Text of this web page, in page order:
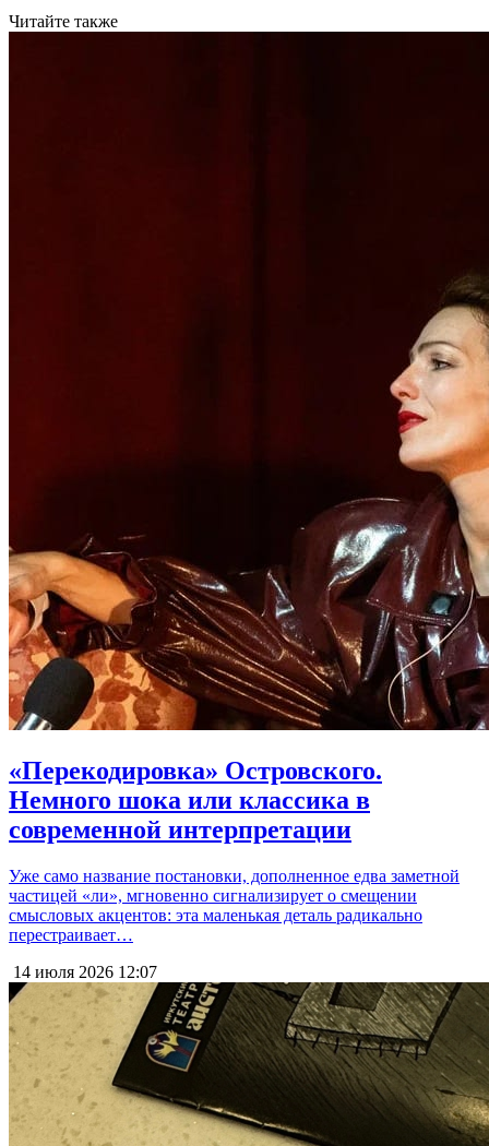
Читайте также
«Перекодировка» Островского.
Немного шока или классика в
современной интерпретации
Уже само название постановки, дополненное едва заметной
частицей «ли», мгновенно сигнализирует о смещении
смысловых акцентов: эта маленькая деталь радикально
перестраивает…
14 июля 2026 12:07